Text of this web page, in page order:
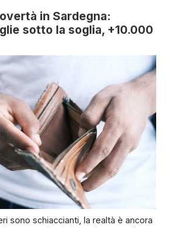
in Sardegna:
sotto la soglia, +10.000
sono schiaccianti, la realtà è ancora